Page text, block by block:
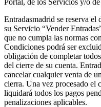
Entradasmadrid se reserva
su Servicio “Vender
que no cumpla las normas
Condiciones podrá ser
obligación de completar
del cierre de su cuenta.
cancelar cualquier venta de
cierra. Una vez procesado el
liquidará todos los pagos
penalizaciones aplicables.